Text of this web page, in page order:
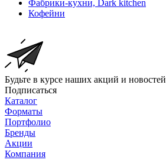
Фабрики-кухни, Dark kitchen
Кофейни
Будьте в курсе наших акций и новостей
Подписаться
Каталог
Форматы
Портфолио
Бренды
Акции
Компания